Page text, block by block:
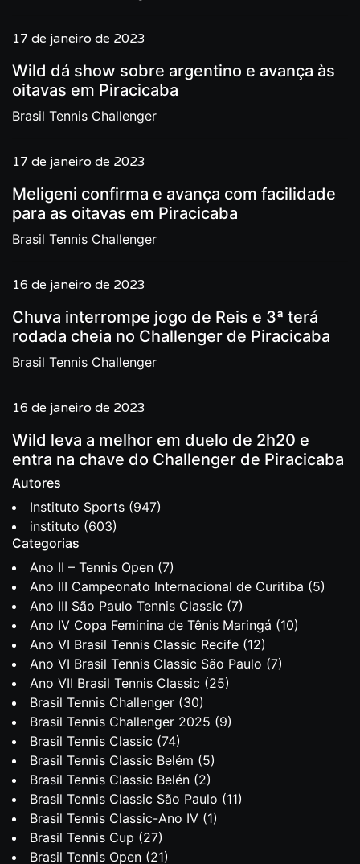
17 de janeiro de 2023
Wild dá show sobre argentino e avança às
oitavas em Piracicaba
Brasil Tennis Challenger
17 de janeiro de 2023
Meligeni confirma e avança com facilidade
para as oitavas em Piracicaba
Brasil Tennis Challenger
16 de janeiro de 2023
Chuva interrompe jogo de Reis e 3ª terá
rodada cheia no Challenger de Piracicaba
Brasil Tennis Challenger
16 de janeiro de 2023
Wild leva a melhor em duelo de 2h20 e
entra na chave do Challenger de Piracicaba
Autores
Instituto Sports (947)
instituto (603)
Categorias
Ano II – Tennis Open (7)
Ano III Campeonato Internacional de Curitiba (5)
Ano III São Paulo Tennis Classic (7)
Ano IV Copa Feminina de Tênis Maringá (10)
Ano VI Brasil Tennis Classic Recife (12)
Ano VI Brasil Tennis Classic São Paulo (7)
Ano VII Brasil Tennis Classic (25)
Brasil Tennis Challenger (30)
Brasil Tennis Challenger 2025 (9)
Brasil Tennis Classic (74)
Brasil Tennis Classic Belém (5)
Brasil Tennis Classic Belén (2)
Brasil Tennis Classic São Paulo (11)
Brasil Tennis Classic-Ano IV (1)
Brasil Tennis Cup (27)
Brasil Tennis Open (21)